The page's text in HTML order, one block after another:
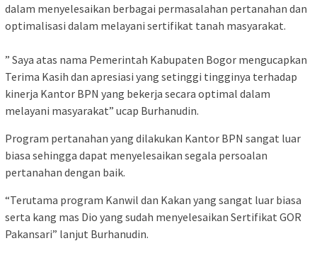
dalam menyelesaikan berbagai permasalahan pertanahan dan
optimalisasi dalam melayani sertifikat tanah masyarakat.
” Saya atas nama Pemerintah Kabupaten Bogor mengucapkan
Terima Kasih dan apresiasi yang setinggi tingginya terhadap
kinerja Kantor BPN yang bekerja secara optimal dalam
melayani masyarakat” ucap Burhanudin.
Program pertanahan yang dilakukan Kantor BPN sangat luar
biasa sehingga dapat menyelesaikan segala persoalan
pertanahan dengan baik.
“Terutama program Kanwil dan Kakan yang sangat luar biasa
serta kang mas Dio yang sudah menyelesaikan Sertifikat GOR
Pakansari” lanjut Burhanudin.